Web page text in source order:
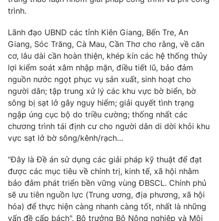
® Cấm sao chép dưới mọi hình thức nếu không có sự chấp
thuận bằng văn bản. Ghi rõ nguồn VTV.vn khi phát hành lại
thông tin từ website này.
trình.
Lãnh đạo UBND các tỉnh Kiên Giang, Bến Tre, An
Giang, Sóc Trăng, Cà Mau, Cần Thơ cho rằng, về căn
cơ, lâu dài cần hoàn thiện, khép kín các hệ thống thủy
lợi kiểm soát xâm nhập mặn, điều tiết lũ, bảo đảm
nguồn nước ngọt phục vụ sản xuất, sinh hoạt cho
người dân; tập trung xử lý các khu vực bờ biển, bờ
sông bị sạt lở gây nguy hiểm; giải quyết tình trạng
ngập úng cục bộ do triều cường; thống nhất các
chương trình tái định cư cho người dân di dời khỏi khu
vực sạt lở bờ sông/kênh/rạch…
"Đây là Đề án sử dụng các giải pháp kỹ thuật để đạt
được các mục tiêu về chính trị, kinh tế, xã hội nhằm
bảo đảm phát triển bền vững vùng ĐBSCL. Chính phủ
sẽ ưu tiên nguồn lực (Trung ương, địa phương, xã hội
hóa) để thực hiện càng nhanh càng tốt, nhất là những
vấn đề cấp bách", Bộ trưởng Bộ Nông nghiệp và Môi